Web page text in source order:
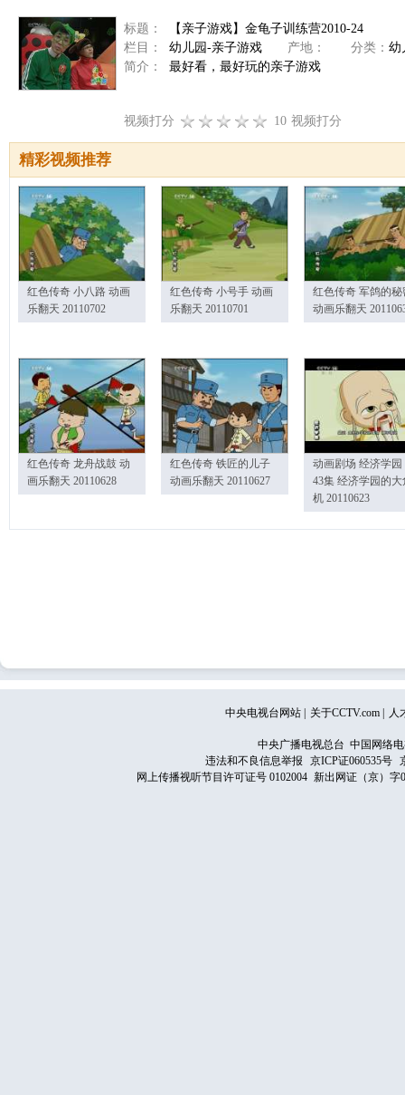
标题：
【亲子游戏】金龟子训练营2010-24
栏目：
幼儿园-亲子游戏 产地： 分类： 幼
简介：
最好看，最好玩的亲子游戏
视频打分 10 视频打分
精彩视频推荐
红色传奇 小八路 动画
乐翻天 20110702
红色传奇 小号手 动画
乐翻天 20110701
红色传奇 军鸽的秘
动画乐翻天
红色传奇 龙舟战鼓 动
画乐翻天 20110628
红色传奇 铁匠的儿子
动画乐翻天 20110627
动画剧场 经济学园
43集 经济学园的大
机 20110623
中央电视台网站 关于CCTV.com 人
中央广播电视总台 中国网络
违法和不良信息举报
京ICP证060535号
网上传播视听节目许可证号 0102004 新出网证（京）